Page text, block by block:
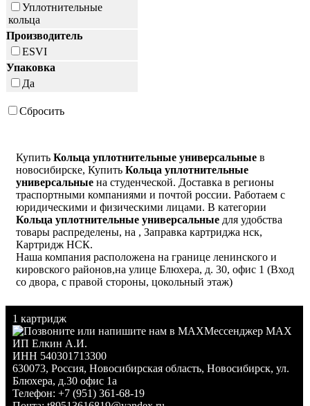
Уплотнительные
кольца
Производитель
ESVI
Упаковка
Да
Сбросить
Купить Кольца уплотнительные универсальные в
новосибирске, Купить Кольца уплотнительные
универсальные на студенческой. Доставка в регионы
траспортными компаниями и почтой россии. Работаем с
юридическими и физическими лицами. В категории
Кольца уплотнительные универсальные для удобства
товары распределены, на , Заправка картриджа нск,
Картридж НСК.
Наша компания расположена на границе ленинского и
кировского районов,на улице Блюхера, д. 30, офис 1 (Вход
со двора, с правой стороны, цокольный этаж)
1 картридж
Мессенджер MAX
ИП Елкин А.И.
ИНН 540301713300
630073, Россия, Новосибирская область, Новосибирск, ул.
Блюхера, д.30 офис 1а
Телефон: +7 (951) 361-68-19